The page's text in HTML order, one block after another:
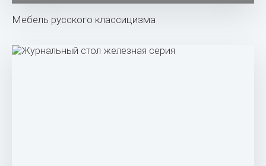
Мебель русского классицизма